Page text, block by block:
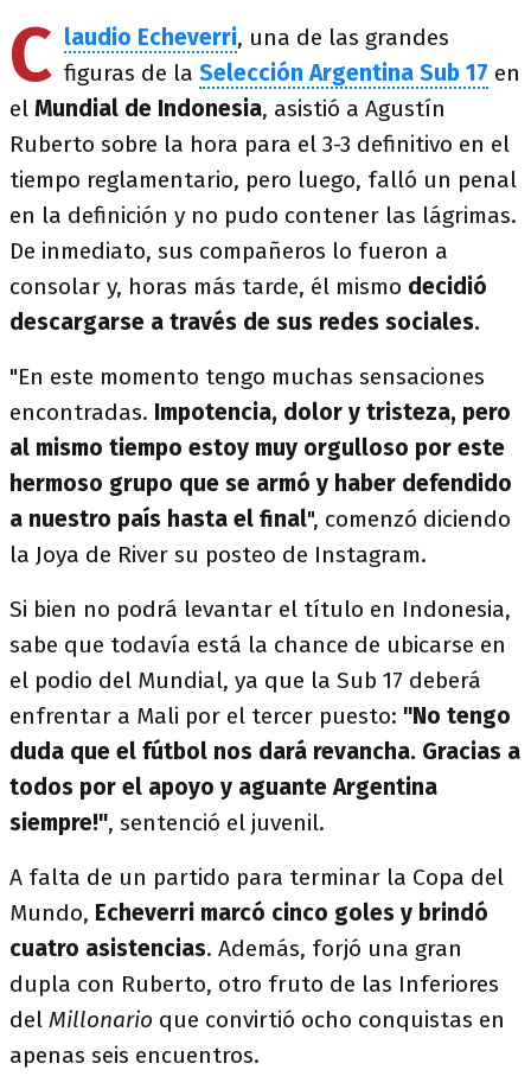
C laudio Echeverri, una de las grandes
figuras de la Selección Argentina Sub 17 en
el Mundial de Indonesia, asistió a Agustín
Ruberto sobre la hora para el 3-3 definitivo en el
tiempo reglamentario, pero luego, falló un penal
en la definición y no pudo contener las lágrimas.
De inmediato, sus compañeros lo fueron a
consolar y, horas más tarde, él mismo decidió
descargarse a través de sus redes sociales.
"En este momento tengo muchas sensaciones
encontradas. Impotencia, dolor y tristeza, pero
al mismo tiempo estoy muy orgulloso por este
hermoso grupo que se armó y haber defendido
a nuestro país hasta el final", comenzó diciendo
la Joya de River su posteo de Instagram.
Si bien no podrá levantar el título en Indonesia,
sabe que todavía está la chance de ubicarse en
el podio del Mundial, ya que la Sub 17 deberá
enfrentar a Mali por el tercer puesto: "No tengo
duda que el fútbol nos dará revancha. Gracias a
todos por el apoyo y aguante Argentina
siempre!", sentenció el juvenil.
A falta de un partido para terminar la Copa del
Mundo, Echeverri marcó cinco goles y brindó
cuatro asistencias. Además, forjó una gran
dupla con Ruberto, otro fruto de las Inferiores
del Millonario que convirtió ocho conquistas en
apenas seis encuentros.